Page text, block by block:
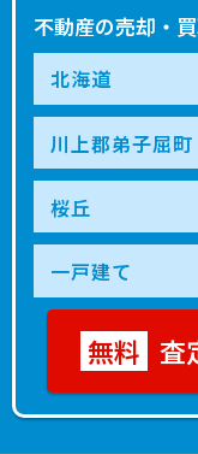
不動産の売却・
査